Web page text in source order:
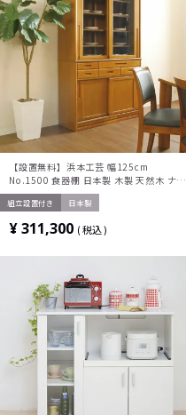
【設置無料】浜本工芸 幅125cm
No.1500 食器棚 日本製 木製 天然木 ナラ
材 ガラス扉 スライドテーブル付き 引き出
し付き 収納 カップ ボード キッチンボー
組立設置付き 日本製
¥311,300 税込